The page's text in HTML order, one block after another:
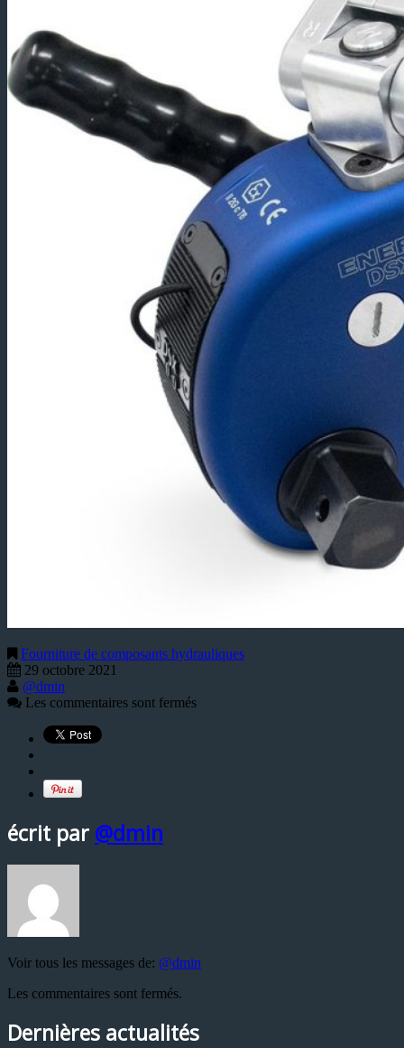
Fourniture de composants hydrauliques
29 octobre 2021
@dmin
Les commentaires sont fermés
écrit par @dmin
Voir tous les messages de: @dmin
Les commentaires sont fermés.
Dernières actualités